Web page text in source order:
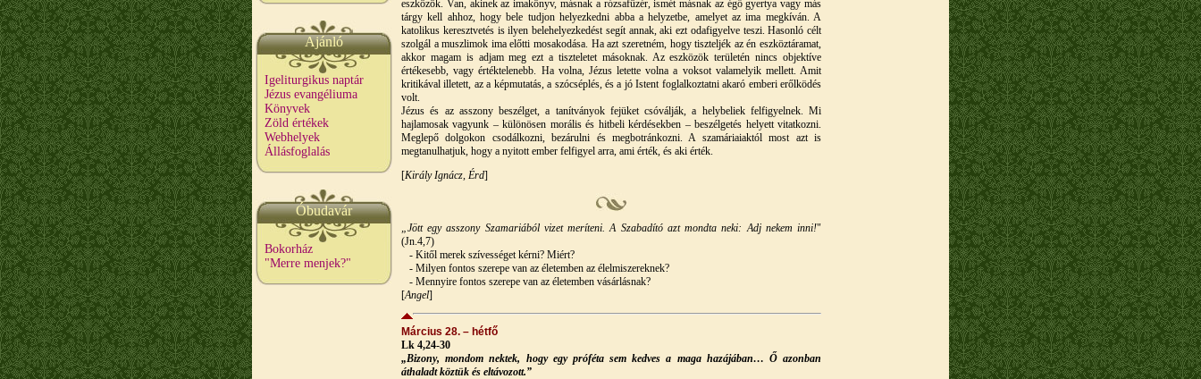
Ajánló
Igeliturgikus naptár
Jézus evangéliuma
Könyvek
Zöld értékek
Webhelyek
Állásfoglalás
Óbudavár
Bokorház
"Merre menjek?"
eszközök. Van, akinek az imakönyv, másnak a rózsafüzér, ismét másnak az égő gyertya vagy más
tárgy kell ahhoz, hogy bele tudjon helyezkedni abba a helyzetbe, amelyet az ima megkíván. A
katolikus keresztvetés is ilyen belehelyezkedést segít annak, aki ezt odafigyelve teszi. Hasonló célt
szolgál a muszlimok ima előtti mosakodása. Ha azt szeretném, hogy tiszteljék az én eszköztáramat,
akkor magam is adjam meg ezt a tiszteletet másoknak. Az eszközök területén nincs objektíve
értékesebb, vagy értéktelenebb. Ha volna, Jézus letette volna a voksot valamelyik mellett. Amit
kritikával illetett, az a képmutatás, a szócséplés, és a jó Istent foglalkoztatni akaró emberi erőlködés
volt.
Jézus és az asszony beszélget, a tanítványok fejüket csóválják, a helybeliek felfigyelnek. Mi
hajlamosak vagyunk – különösen morális és hitbeli kérdésekben – beszélgetés helyett vitatkozni.
Meglepő dolgokon csodálkozni, bezárulni és megbotránkozni. A szamáriaiaktól most azt is
megtanulhatjuk, hogy a nyitott ember felfigyel arra, ami érték, és aki érték.
[Király Ignácz, Érd]
„Jött egy asszony Szamariából vizet meríteni. A Szabadító azt mondta neki: Adj nekem inni!"
(Jn.4,7)
- Kitől merek szívességet kérni? Miért?
- Milyen fontos szerepe van az életemben az élelmiszereknek?
- Mennyire fontos szerepe van az életemben vásárlásnak?
[Angel]
Március 28. – hétfő
Lk 4,24-30
„Bizony, mondom nektek, hogy egy próféta sem kedves a maga hazájában… Ő azonban
áthaladt köztük és eltávozott.”